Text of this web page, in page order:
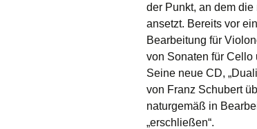
der Punkt, an dem
ansetzt. Bereits vor
Bearbeitung für
von Sonaten für Cello
Seine neue CD,
von Franz Schubert
naturgemäß in
„erschließen“.